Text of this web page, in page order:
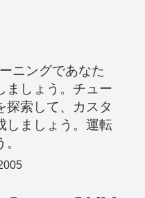
ニングであなた
ましょう。チュー
探索して、カスタ
しましょう。運転